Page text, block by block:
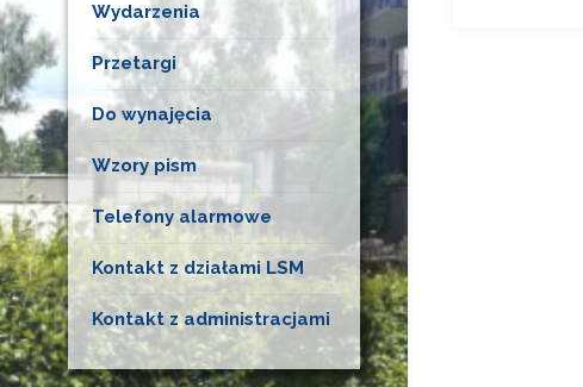
Wydarzenia
Przetargi
Do wynajęcia
Wzory pism
Telefony alarmowe
Kontakt z działami LSM
Kontakt z administracjami